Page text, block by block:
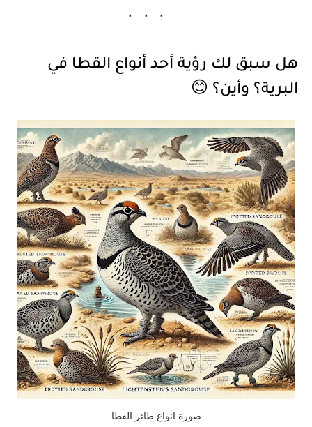
هل سبق لك رؤية أحد أنواع القطا في
البرية؟ وأين؟ 😊
صورة انواع طائر القطا